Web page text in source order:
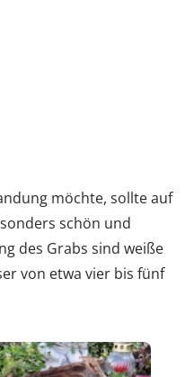
möchte, sollte auf
schön und
des Grabs sind weiße
von etwa vier bis fünf